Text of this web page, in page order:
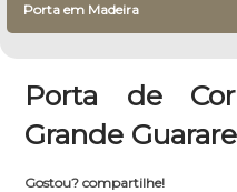
Porta em Madeira
Porta de
Grande
Gostou? compartilhe!